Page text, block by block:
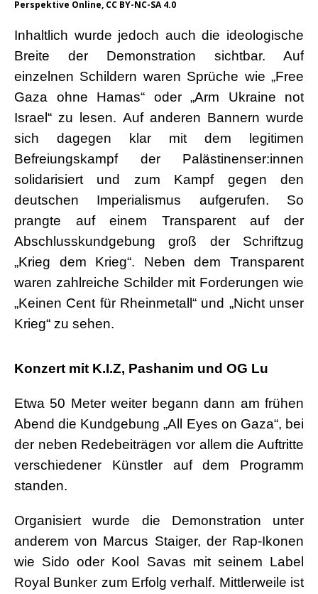
Perspektive Online, CC BY-NC-SA 4.0
Inhaltlich wurde jedoch auch die ideologische
Breite der Demonstration sichtbar. Auf
einzelnen Schildern waren Sprüche wie „Free
Gaza ohne Hamas“ oder „Arm Ukraine not
Israel“ zu lesen. Auf anderen Bannern wurde
sich dagegen klar mit dem legitimen
Befreiungskampf der Palästinenser:innen
solidarisiert und zum Kampf gegen den
deutschen Imperialismus aufgerufen. So
prangte auf einem Transparent auf der
Abschlusskundgebung groß der Schriftzug
„Krieg dem Krieg“. Neben dem Transparent
waren zahlreiche Schilder mit Forderungen wie
„Keinen Cent für Rheinmetall“ und „Nicht unser
Krieg“ zu sehen.
Konzert mit K.I.Z, Pashanim und OG Lu
Etwa 50 Meter weiter begann dann am frühen
Abend die Kundgebung „All Eyes on Gaza“, bei
der neben Redebeiträgen vor allem die Auftritte
verschiedener Künstler auf dem Programm
standen.
Organisiert wurde die Demonstration unter
anderem von Marcus Staiger, der Rap-Ikonen
wie Sido oder Kool Savas mit seinem Label
Royal Bunker zum Erfolg verhalf. Mittlerweile ist